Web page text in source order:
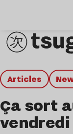
Articles
Ça sort